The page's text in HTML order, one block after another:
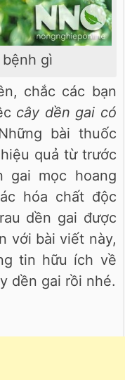
gì
chắc các bạn
cây dền gai có
bài thuốc
quả từ trước
gai mọc hoang
hóa chất độc
dền gai được
với bài viết này,
tin hữu ích về
dền gai rồi nhé.